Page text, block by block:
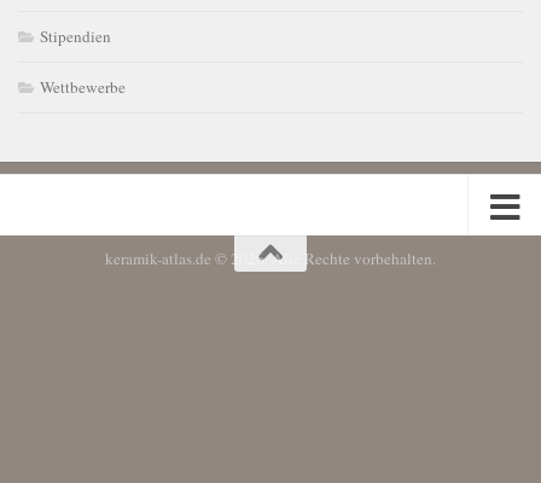
Stipendien
Wettbewerbe
keramik-atlas.de © 2026. Alle Rechte vorbehalten.